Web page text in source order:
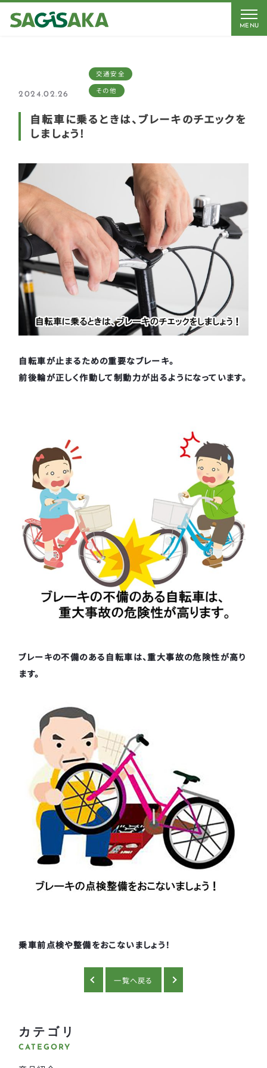
MENU
2024.02.26
交通安全
その他
自転車に乗るときは、ブレーキのチエックを
しましょう!
自転車が止まるための重要なブレーキ。
前後輪が正しく作動して制動力が出るようになっています。
ブレーキの不備のある自転車は、重大事故の危険性が高り
ます。
乗車前点検や整備をおこないましょう！
一覧へ戻る
カテゴリ
CATEGORY